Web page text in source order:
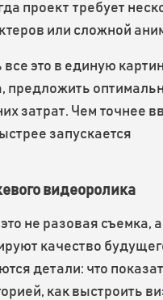
проект требует
или сложной
это в единую
предложить
затрат. Чем точнее
запускается
видеоролика
не разовая съемка,
качество
детали: что
как выстроить